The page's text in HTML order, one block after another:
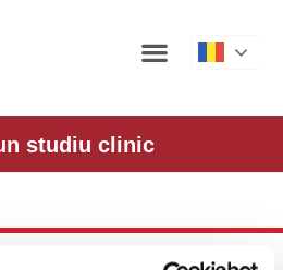
studiu clinic